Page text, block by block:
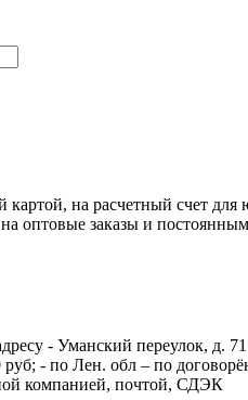
картой, на расчетный счет для
оптовые заказы и
- Уманский переулок, д.
- по Лен. обл – по
компанией, почтой, СДЭК